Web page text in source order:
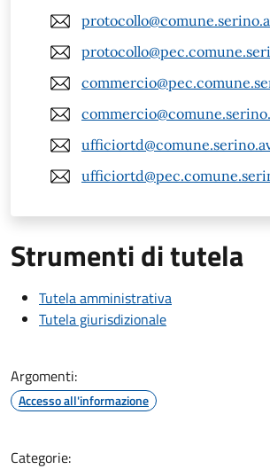
Strumenti di tutela
Tutela amministrativa
Tutela giurisdizionale
Argomenti:
Accesso all'informazione
Categorie: